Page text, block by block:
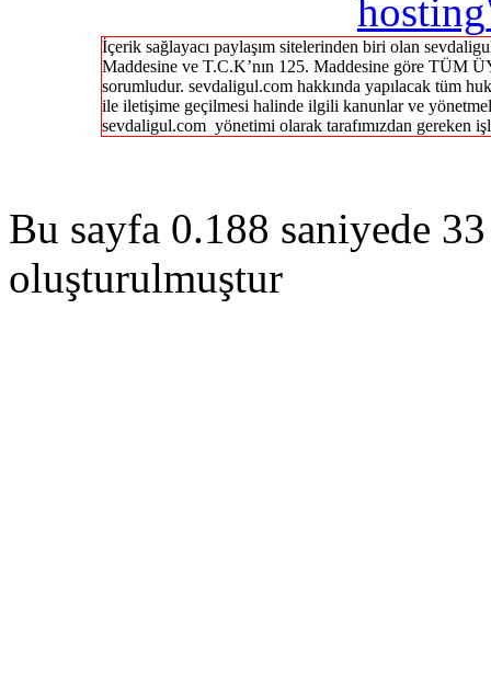
İçerik sağlayacı paylaşım sitelerinden biri olan
Maddesine ve T.C.K’nın 125. Maddesine göre TÜM
sorumludur. sevdaligul.com hakkında yapılacak tüm
ile iletişime geçilmesi halinde ilgili kanunlar ve
sevdaligul.com yönetimi olarak tarafımızdan gereken
Bu sayfa 0.188 saniyede
oluşturulmuştur